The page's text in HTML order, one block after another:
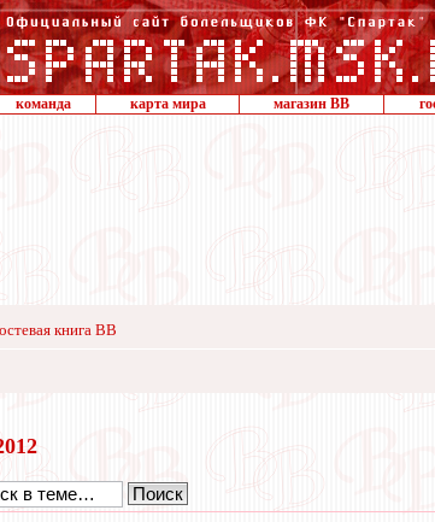
команда карта мира магазин ВВ
книга ВВ